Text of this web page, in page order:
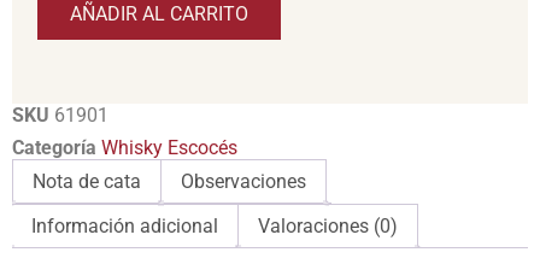
AÑADIR AL CARRITO
SKU 61901
Categoría Whisky Escocés
Nota de cata
Observaciones
Información adicional
Valoraciones (0)